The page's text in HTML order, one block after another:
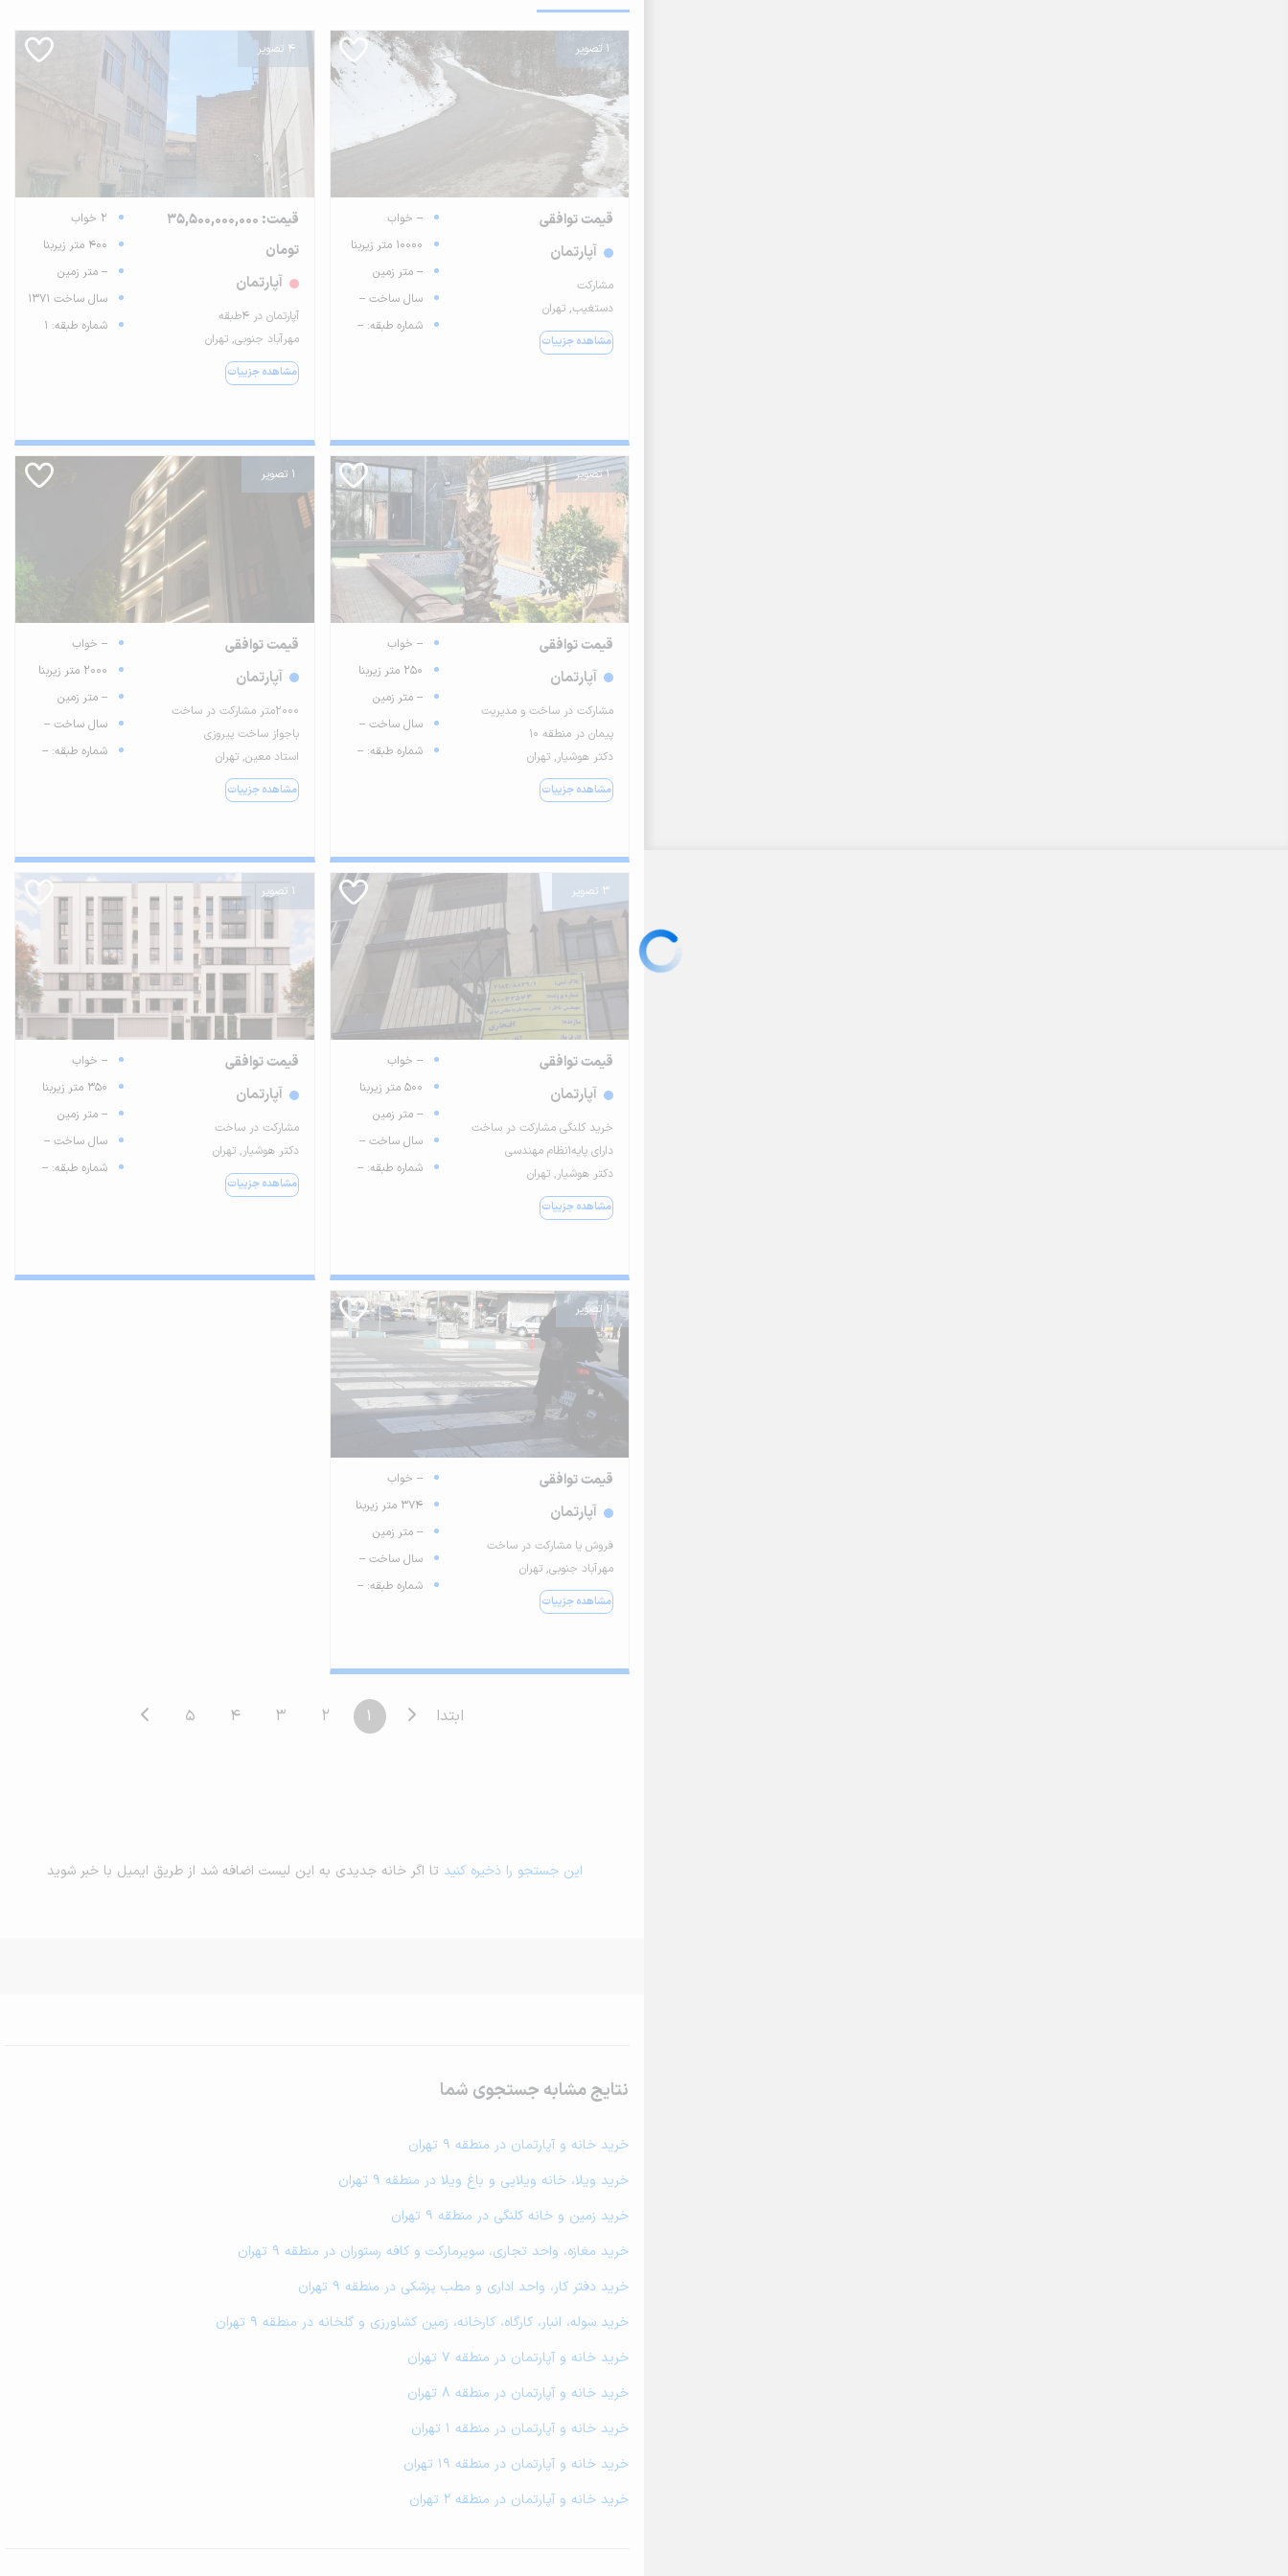
1 تصویر
قیمت توافقی
آپارتمان
مشارکت
دستغیب, تهران
مشاهده جزییات
-- خواب
10000 متر زیربنا
-- متر زمین
سال ساخت --
شماره طبقه: --
4 تصویر
قیمت: 35,500,000,000
تومان
آپارتمان
آپارتمان در ۴طبقه
مهرآباد جنوبی, تهران
مشاهده جزییات
2 خواب
400 متر زیربنا
-- متر زمین
سال ساخت 1371
شماره طبقه: 1
1 تصویر
قیمت توافقی
آپارتمان
مشارکت در ساخت و مدیریت
پیمان در منطقه ۱۰
دکتر هوشیار, تهران
مشاهده جزییات
-- خواب
250 متر زیربنا
-- متر زمین
سال ساخت --
شماره طبقه: --
1 تصویر
قیمت توافقی
آپارتمان
۲۰۰۰متر مشارکت در ساخت
باجواز ساخت پیروزی
استاد معین, تهران
مشاهده جزییات
-- خواب
2000 متر زیربنا
-- متر زمین
سال ساخت --
شماره طبقه: --
3 تصویر
قیمت توافقی
آپارتمان
خرید کلنگی مشارکت در ساخت
دارای پایه۱نظام مهندسی
دکتر هوشیار, تهران
مشاهده جزییات
-- خواب
500 متر زیربنا
-- متر زمین
سال ساخت --
شماره طبقه: --
1 تصویر
قیمت توافقی
آپارتمان
مشارکت در ساخت
دکتر هوشیار, تهران
مشاهده جزییات
-- خواب
350 متر زیربنا
-- متر زمین
سال ساخت --
شماره طبقه: --
1 تصویر
قیمت توافقی
آپارتمان
فروش یا مشارکت در ساخت
مهرآباد جنوبی, تهران
مشاهده جزییات
-- خواب
374 متر زیربنا
-- متر زمین
سال ساخت --
شماره طبقه: --
ابتدا 1
2
3
4
5
این جستجو را ذخیره کنید تا اگر خانه جدیدی به این لیست اضافه شد از طریق ایمیل با خبر شوید
نتایج مشابه جستجوی شما
خرید خانه و آپارتمان در منطقه 9 تهران
خرید ویلا، خانه ویلایی و باغ ویلا در منطقه 9 تهران
خرید زمین و خانه کلنگی در منطقه 9 تهران
خرید مغازه، واحد تجاری، سوپرمارکت و کافه رستوران در منطقه 9 تهران
خرید دفتر کار، واحد اداری و مطب پزشکی در منطقه 9 تهران
خرید سوله، انبار، کارگاه، کارخانه، زمین کشاورزی و گلخانه در منطقه 9 تهران
خرید خانه و آپارتمان در منطقه 7 تهران
خرید خانه و آپارتمان در منطقه 8 تهران
خرید خانه و آپارتمان در منطقه 1 تهران
خرید خانه و آپارتمان در منطقه 19 تهران
خرید خانه و آپارتمان در منطقه 2 تهران